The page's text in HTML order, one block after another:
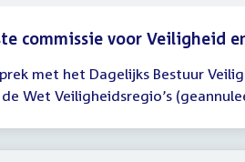
commissie voor Veiligheid
met het Dagelijks Bestuur
Wet Veiligheidsregio’s